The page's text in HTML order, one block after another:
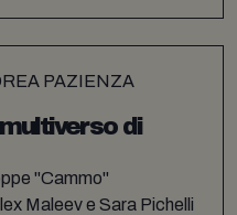
PAZIENZA
di
"Cammo"
Maleev e Sara Pichelli